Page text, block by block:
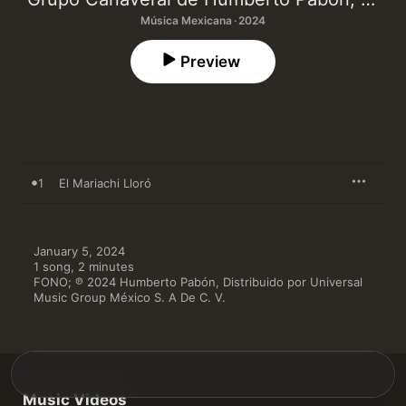
Música Mexicana · 2024
Preview
1 El Mariachi Lloró
January 5, 2024
1 song, 2 minutes
FONO; ℗ 2024 Humberto Pabón, Distribuido por Universal
Music Group México S. A De C. V.
Music Videos